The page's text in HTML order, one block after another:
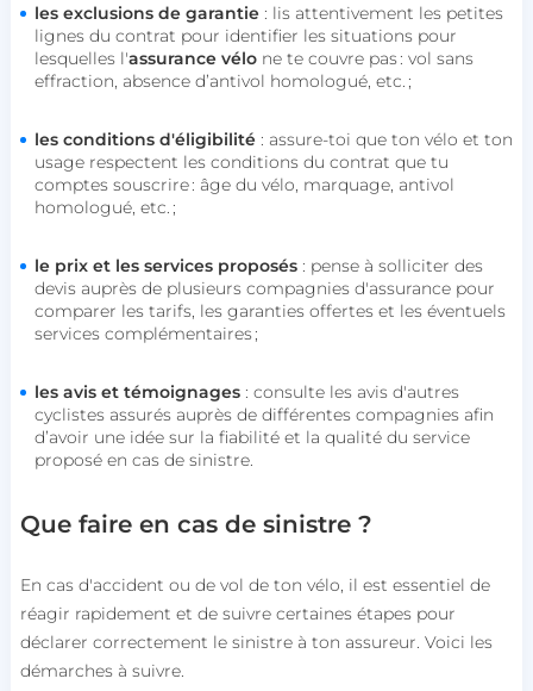
les exclusions de garantie : lis attentivement les petites
lignes du contrat pour identifier les situations pour
lesquelles l'assurance vélo ne te couvre pas : vol sans
effraction, absence d’antivol homologué, etc. ;
les conditions d'éligibilité: assure-toi que ton vélo et ton
usage respectent les conditions du contrat que tu
comptes souscrire : âge du vélo, marquage, antivol
homologué, etc. ;
le prix et les services proposés : pense à solliciter des
devis auprès de plusieurs compagnies d'assurance pour
comparer les tarifs, les garanties offertes et les éventuels
services complémentaires ;
les avis et témoignages : consulte les avis d'autres
cyclistes assurés auprès de différentes compagnies afin
d’avoir une idée sur la fiabilité et la qualité du service
proposé en cas de sinistre.
Que faire en cas de sinistre ?
En cas d'accident ou de vol de ton vélo, il est essentiel de
réagir rapidement et de suivre certaines étapes pour
déclarer correctement le sinistre à ton assureur. Voici les
démarches à suivre.